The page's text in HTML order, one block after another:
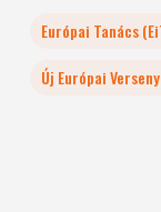
Európai Tanács
Új Európai